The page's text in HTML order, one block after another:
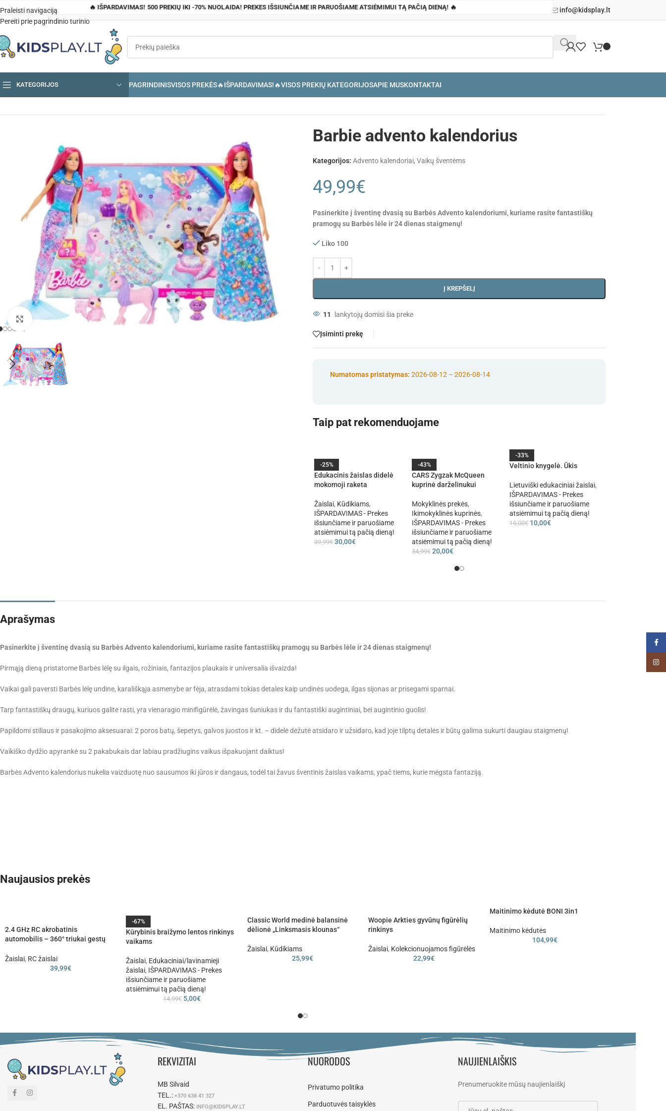
Praleisti navigaciją
Pereiti prie pagrindinio turinio
🔥 IŠPARDAVIMAS! 500 PREKIŲ IKI -70% NUOLAIDA! PREKES IŠSIUNČIAME IR PARUOŠIAME ATSIĖMIMUI TĄ PAČIĄ DIENĄ! 🔥 info@kidsplay.lt
KATEGORIJOS PAGRINDINISVISOS PREKĖS🔥IŠPARDAVIMAS!🔥VISOS PREKIŲ KATEGORIJOSAPIE MUSKONTAKTAI
Padidinti
Barbie advento kalendorius
Kategorijos: Advento kalendoriai, Vaikų šventėms
49,99€
Pasinerkite į šventinę dvasią su Barbės Advento kalendoriumi, kuriame rasite fantastiškų
pramogų su Barbės lėle ir 24 dienas staigmenų!
Liko 100
Į KREPŠELĮ
11 lankytojų domisi šia preke
Įsiminti prekę
Numatomas pristatymas: 2026-08-12 – 2026-08-14
Taip pat rekomenduojame
-25%
Edukacinis žaislas didelė
mokomoji raketa
Žaislai, Kūdikiams,
IŠPARDAVIMAS - Prekes
išsiunčiame ir paruošiame
atsiėmimui tą pačią dieną!
39,99€ 30,00€
-43%
CARS Zygzak McQueen
kuprinė darželinukui
Mokyklinės prekės,
Ikimokyklinės kuprinės,
IŠPARDAVIMAS - Prekes
išsiunčiame ir paruošiame
atsiėmimui tą pačią dieną!
34,99€ 20,00€
-33%
Veltinio knygelė. Ūkis
Lietuviški edukaciniai žaislai,
IŠPARDAVIMAS - Prekes
išsiunčiame ir paruošiame
atsiėmimui tą pačią dieną!
15,00€ 10,00€
Aprašymas
Pasinerkite į šventinę dvasią su Barbės Advento kalendoriumi, kuriame rasite fantastiškų pramogų su Barbės lėle ir 24 dienas staigmenų!
Pirmąją dieną pristatome Barbės lėlę su ilgais, rožiniais, fantazijos plaukais ir universalia išvaizda!
Vaikai gali paversti Barbės lėlę undine, karališkąja asmenybe ar fėja, atrasdami tokias detales kaip undinės uodega, ilgas sijonas ar prisegami sparnai.
Tarp fantastiškų draugų, kuriuos galite rasti, yra vienaragio minifigūrėlė, žavingas šuniukas ir du fantastiški augintiniai, bei augintinio guolis!
Papildomi stiliaus ir pasakojimo aksesuarai: 2 poros batų, šepetys, galvos juostos ir kt. – didelė dėžutė atsidaro ir užsidaro, kad joje tilptų detalės ir būtų galima sukurti daugiau staigmenų!
Vaikiško dydžio apyrankė su 2 pakabukais dar labiau pradžiugins vaikus išpakuojant daiktus!
Barbės Advento kalendorius nukelia vaizduotę nuo sausumos iki jūros ir dangaus, todėl tai žavus šventinis žaislas vaikams, ypač tiems, kurie mėgsta fantaziją.
Naujausios prekės
2.4 GHz RC akrobatinis
automobilis – 360° triukai gestų
Žaislai, RC žaislai
39,99€
-67%
Kūrybinis braižymo lentos rinkinys
vaikams
Žaislai, Edukaciniai/lavinamieji
žaislai, IŠPARDAVIMAS - Prekes
išsiunčiame ir paruošiame
atsiėmimui tą pačią dieną!
14,99€ 5,00€
Classic World medinė balansinė
dėlionė „Linksmasis klounas“
Žaislai, Kūdikiams
25,99€
Woopie Arkties gyvūnų figūrėlių
rinkinys
Žaislai, Kolekcionuojamos figūrėlės
22,99€
Maitinimo kėdutė BONI 3in1
Maitinimo kėdutės
104,99€
REKVIZITAI
MB Silvaid
TEL.: +370 638 41 327
EL. PAŠTAS: INFO@KIDSPLAY.LT
NUORODOS
Privatumo politika
Parduotuvės taisyklės
NAUJIENLAIŠKIS
Prenumeruokite mūsų naujienlaiškį